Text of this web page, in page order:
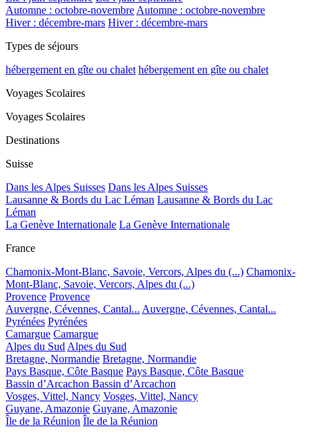
Automne : octobre-novembreAutomne : octobre-novembre
Hiver : décembre-mars Hiver : décembre-mars
Types de séjours
hébergement en gîte ou chalet hébergement en gîte ou chalet
Voyages Scolaires
Voyages Scolaires
Destinations
Suisse
Dans les Alpes Suisses Dans les Alpes Suisses
Lausanne & Bords du Lac Léman Lausanne & Bords du Lac
Léman
La Genève Internationale La Genève Internationale
France
Chamonix-Mont-Blanc, Savoie, Vercors, Alpes du (...) Chamonix-
Mont-Blanc, Savoie, Vercors, Alpes du (...)
Provence Provence
Auvergne, Cévennes, Cantal... Auvergne, Cévennes, Cantal...
Pyrénées Pyrénées
Camargue Camargue
Alpes du SudAlpes du Sud
Bretagne, Normandie Bretagne, Normandie
Pays Basque, Côte Basque Pays Basque, Côte Basque
Bassin d’Arcachon Bassin d’Arcachon
Vosges, Vittel, Nancy Vosges, Vittel, Nancy
Guyane, Amazonie Guyane, Amazonie
Île de la Réunion Île de la Réunion